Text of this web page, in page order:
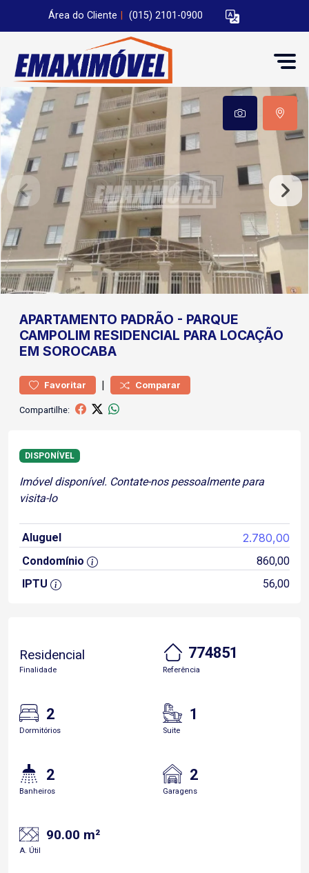
Área do Cliente (015) 2101-0900
APARTAMENTO PADRÃO - PARQUE
CAMPOLIM RESIDENCIAL PARA LOCAÇÃO
EM SOROCABA
Favoritar | Comparar
Compartilhe:
DISPONÍVEL
Imóvel disponível. Contate-nos pessoalmente para
visita-lo
Aluguel 2.780,00
Condomínio
860,00
IPTU
56,00
Residencial
Finalidade
774851
Referência
2
Dormitórios
1
Suite
2
Banheiros
2
Garagens
90.00 m²
A. Útil